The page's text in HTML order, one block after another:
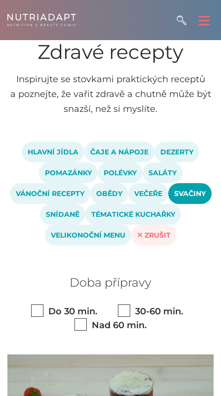
Zdravé recepty
Inspirujte se stovkami praktických receptů
a poznejte, že vařit zdravě a chutně může být
snazší, než si myslíte.
HLAVNÍ JÍDLA ČAJE A NÁPOJE DEZERTY
POMAZÁNKY POLÉVKY SALÁTY
VÁNOČNÍ RECEPTY OBĚDY VEČEŘE SVAČINY
SNÍDANĚ TÉMATICKÉ KUCHAŘKY
VELIKONOČNÍ MENU ZRUŠIT
Doba přípravy
Do 30 min.
30-60 min.
Nad 60 min.